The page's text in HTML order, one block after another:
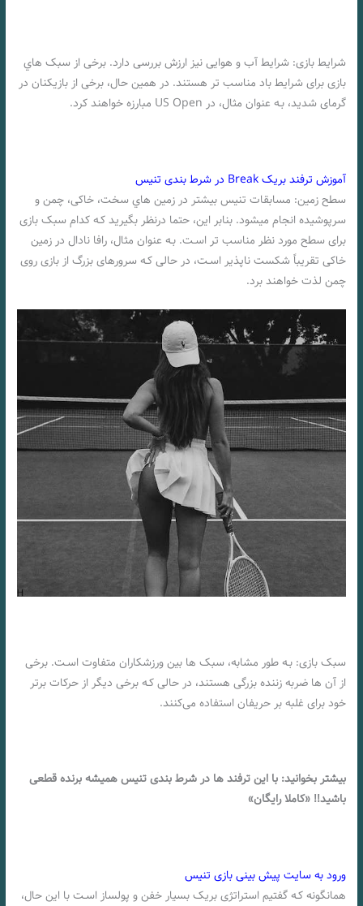
شرایط بازی: شرایط آب و هوایی نیز ارزش بررسی دارد. برخی از سبک هاي‌
بازی برای شرایط باد مناسب تر هستند. در همین حال، برخی از بازیکنان در
گرمای شدید، بـه عنوان مثال، در US Open مبارزه خواهند کرد.
آموزش ترفند بریک Break در شرط بندی تنیس
سطح زمین: مسابقات تنیس بیشتر در زمین هاي‌ سخت، خاکی، چمن و
سرپوشیده انجام میشود. بنابر این، حتما درنظر بگیرید کـه کدام سبک بازی
برای سطح مورد نظر مناسب تر اسـت. بـه عنوان مثال، رافا نادال در زمین
خاکی تقریباً شکست ناپذیر اسـت، در حالی کـه سرورهای بزرگ از بازی روی
چمن لذت خواهند برد.
سبک بازی: بـه طور مشابه، سبک ها بین ورزشکاران متفاوت اسـت. برخی
از آن ها ضربه زننده بزرگی هستند، در حالی کـه برخی دیگر از حرکات برتر
خود برای غلبه بر حریفان استفاده می‌کنند.
بیشتر بخوانید: با این ترفند ها در شرط بندی تنیس همیشه برنده قطعی
باشید!! «کاملا رایگان»
ورود به سایت پیش بینی بازی تنیس
همانگونه کـه گفتیم استراتژی بریک بسیار خفن و پولساز اسـت با این حال،